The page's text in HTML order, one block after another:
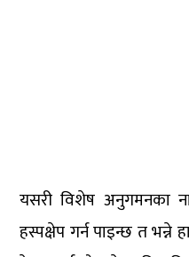
यसरी विशेष अनुगमनका
हस्पक्षेप गर्न पाइन्छ त भन्ने